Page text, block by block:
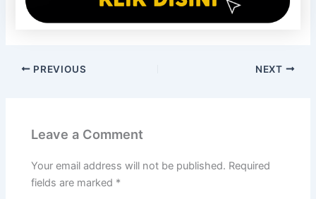
PREVIOUS NEXT
Leave a Comment
Your email address will not be published. Required
fields are marked *